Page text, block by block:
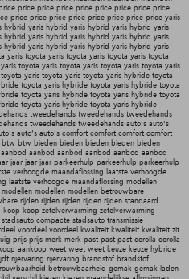
price price price price price price price price
price price price price price price price price yaris
yaris hybrid yaris hybrid yaris hybrid yaris
yaris hybrid yaris hybrid yaris hybrid yaris
yaris hybrid yaris hybrid yaris hybrid yaris
yaris toyota yaris toyota yaris toyota yaris toyota
toyota yaris toyota yaris toyota yaris toyota yaris
yaris toyota yaris toyota yaris hybride toyota
toyota yaris hybride toyota yaris hybride toyota
toyota yaris hybride toyota yaris hybride toyota
toyota yaris hybride toyota yaris hybride
tweedehands tweedehands tweedehands
tweedehands tweedehands auto's auto's
auto's auto's comfort comfort comfort comfort
btw bieden bieden bieden bieden bieden
aanbod aanbod aanbod aanbod aanbod
jaar jaar jaar parkeerhulp parkeerhulp parkeerhulp
verhoogde maandaflossing laatste verhoogde
laatste verhoogde maandaflossing modellen
modellen modellen betrouwbare
rijden rijden rijden rijden rijden standaard
koop zetelverwarming zetelverwarming
compacte stadsauto transmissie
voordeel voordeel kwaliteit kwaliteit kwaliteit zit
prijs prijs merk merk past past past corolla corolla
aankoop weet weet weet keuze keuze hybride
rijervaring rijervaring brandstof brandstof
betrouwbaarheid gemak gemak laden